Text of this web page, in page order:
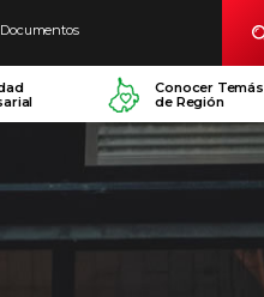
Documentos
Conocer Temás
de Región